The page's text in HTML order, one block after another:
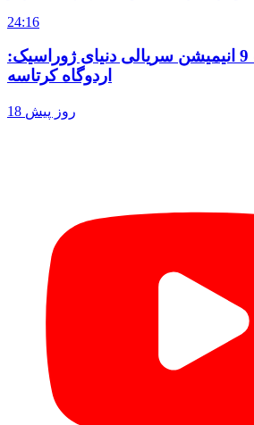
24:16
فصل 3 قسمت 9 انیمیشن سریالی دنیای ژوراسیک:
اردوگاه کرتاسه
18 روز پیش